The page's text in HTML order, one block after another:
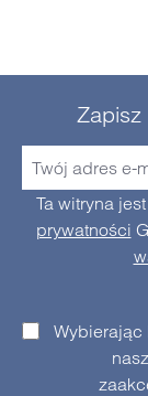
Zapisz
Ta witryna
prywatności
Wybierając